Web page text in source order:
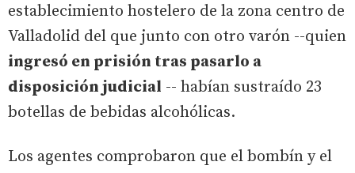
establecimiento hostelero de la zona centro de
Valladolid del que junto con otro varón --quien
ingresó en prisión tras pasarlo a
disposición judicial -- habían sustraído 23
botellas de bebidas alcohólicas.
Los agentes comprobaron que el bombín y el